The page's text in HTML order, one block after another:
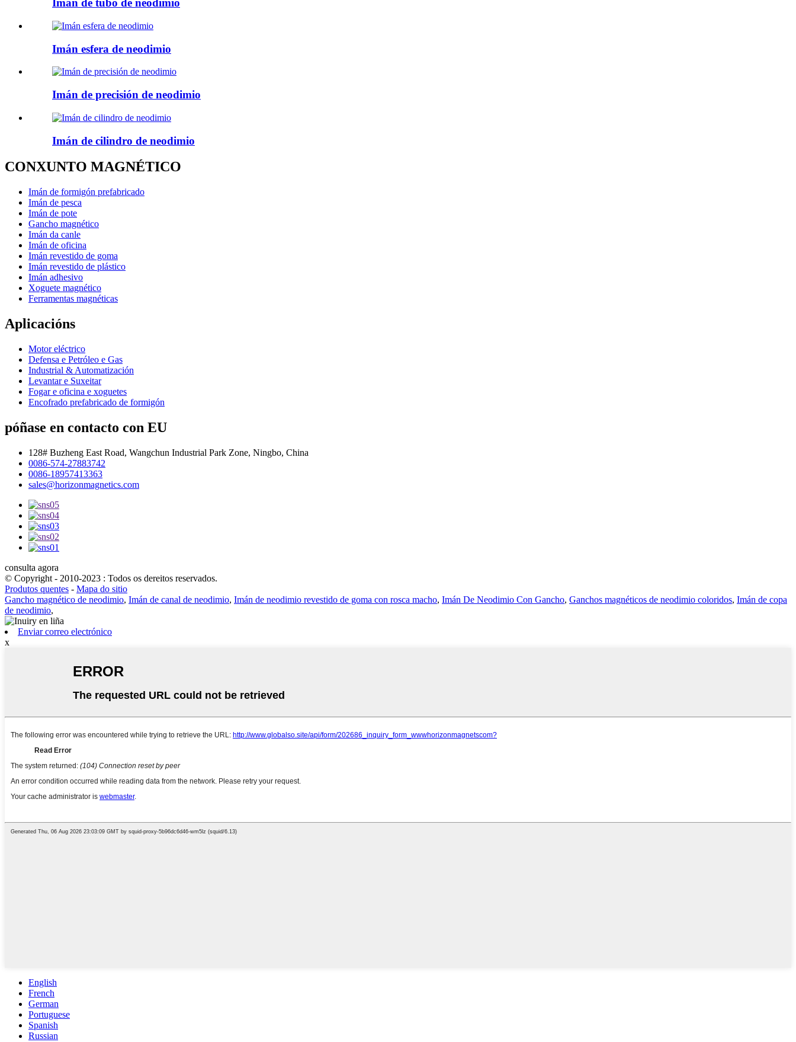
Imán de tubo de neodimio
Imán esfera de neodimio
Imán de precisión de neodimio
Imán de cilindro de neodimio
CONXUNTO MAGNÉTICO
Imán de formigón prefabricado
Imán de pesca
Imán de pote
Gancho magnético
Imán da canle
Imán de oficina
Imán revestido de goma
Imán revestido de plástico
Imán adhesivo
Xoguete magnético
Ferramentas magnéticas
Aplicacións
Motor eléctrico
Defensa e Petróleo e Gas
Industrial & Automatización
Levantar e Suxeitar
Fogar e oficina e xoguetes
Encofrado prefabricado de formigón
póñase en contacto con EU
128# Buzheng East Road, Wangchun Industrial Park Zone, Ningbo, China
0086-574-27883742
0086-18957413363
sales@horizonmagnetics.com
consulta agora
© Copyright - 2010-2023 : Todos os dereitos reservados.
Produtos quentes - Mapa do sitio
Gancho magnético de neodimio, Imán de canal de neodimio, Imán de neodimio revestido de goma con rosca macho, Imán De Neodimio Con Gancho, Ganchos magnéticos de neodimio coloridos, Imán de copa
de neodimio,
Enviar correo electrónico
x
English
French
German
Portuguese
Spanish
Russian